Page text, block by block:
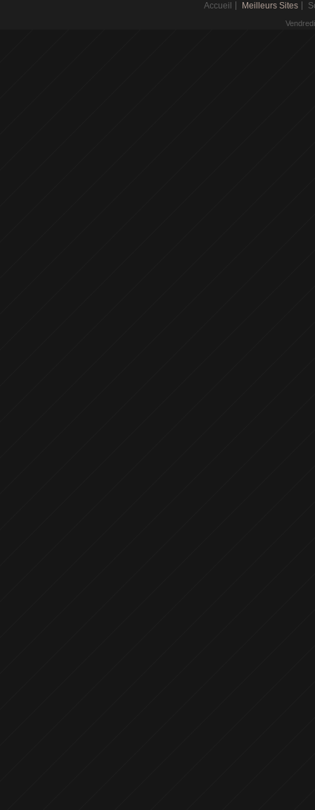
Accueil Meilleurs Sites